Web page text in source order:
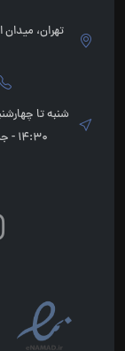
14:30 - جمعه و روزهای تعطیل فروشگاه تعطیل می باشد.